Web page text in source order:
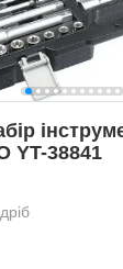
YT-38841